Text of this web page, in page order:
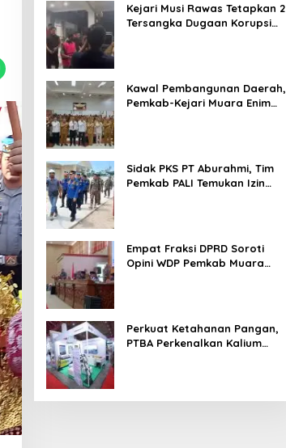
Kejari Musi Rawas Tetapkan 2
Tersangka Dugaan Korupsi
Kawal Pembangunan Daerah,
Pemkab-Kejari Muara Enim
Sidak PKS PT Aburahmi, Tim
Pemkab PALI Temukan Izin
Empat Fraksi DPRD Soroti
Opini WDP Pemkab Muara
Perkuat Ketahanan Pangan,
PTBA Perkenalkan Kalium